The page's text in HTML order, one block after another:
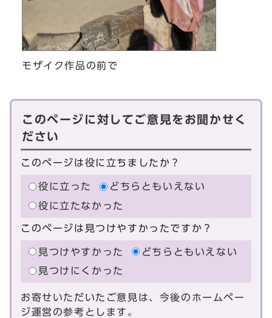
モザイク作品の前で
このページに対してご意見をお聞かせく
ださい
このページは役に立ちましたか？
役に立った
どちらともいえない
役に立たなかった
このページは見つけやすかったですか？
見つけやすかった
どちらともいえない
見つけにくかった
お寄せいただいたご意見は、今後のホームペー
ジ運営の参考とします。